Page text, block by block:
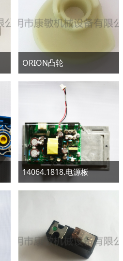
ORION凸轮
14064.1818.电源板